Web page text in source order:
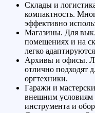
Склады и
компактность.
эффективно
Магазины. Для
помещениях и на
легко
Архивы и офисы.
отлично подходят
оргтехники.
Гаражи и
внешним условиям
инструмента и